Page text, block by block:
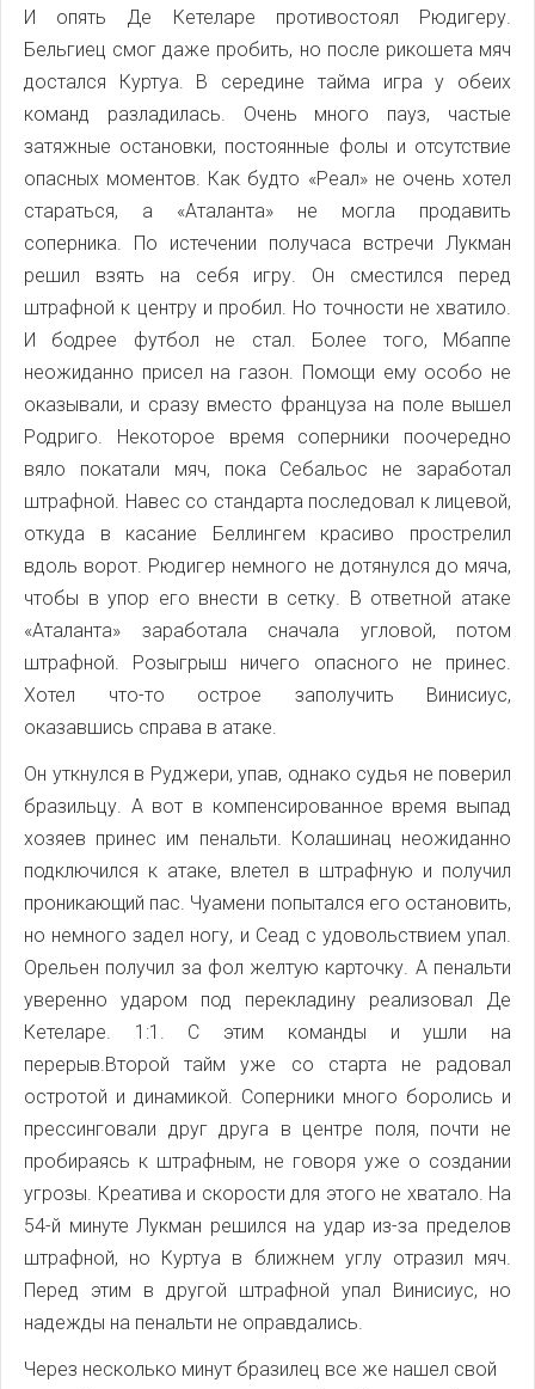
И опять Де Кетеларе противостоял Рюдигеру.
Бельгиец смог даже пробить, но после рикошета мяч
достался Куртуа. В середине тайма игра у обеих
команд разладилась. Очень много пауз, частые
затяжные остановки, постоянные фолы и отсутствие
опасных моментов. Как будто «Реал» не очень хотел
стараться, а «Аталанта» не могла продавить
соперника. По истечении получаса встречи Лукман
решил взять на себя игру. Он сместился перед
штрафной к центру и пробил. Но точности не хватило.
И бодрее футбол не стал. Более того, Мбаппе
неожиданно присел на газон. Помощи ему особо не
оказывали, и сразу вместо француза на поле вышел
Родриго. Некоторое время соперники поочередно
вяло покатали мяч, пока Себальос не заработал
штрафной. Навес со стандарта последовал к лицевой,
откуда в касание Беллингем красиво прострелил
вдоль ворот. Рюдигер немного не дотянулся до мяча,
чтобы в упор его внести в сетку. В ответной атаке
«Аталанта» заработала сначала угловой, потом
штрафной. Розыгрыш ничего опасного не принес.
Хотел что-то острое заполучить Винисиус,
оказавшись справа в атаке.
Он уткнулся в Руджери, упав, однако судья не поверил
бразильцу. А вот в компенсированное время выпад
хозяев принес им пенальти. Колашинац неожиданно
подключился к атаке, влетел в штрафную и получил
проникающий пас. Чуамени попытался его остановить,
но немного задел ногу, и Сеад с удовольствием упал.
Орельен получил за фол желтую карточку. А пенальти
уверенно ударом под перекладину реализовал Де
Кетеларе. 1:1. С этим команды и ушли на
перерыв.Второй тайм уже со старта не радовал
остротой и динамикой. Соперники много боролись и
прессинговали друг друга в центре поля, почти не
пробираясь к штрафным, не говоря уже о создании
угрозы. Креатива и скорости для этого не хватало. На
54-й минуте Лукман решился на удар из-за пределов
штрафной, но Куртуа в ближнем углу отразил мяч.
Перед этим в другой штрафной упал Винисиус, но
надежды на пенальти не оправдались.
Через несколько минут бразилец все же нашел свой